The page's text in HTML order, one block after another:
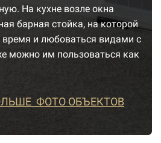
На кухне возле окна
барная стойка, на которой
время и любоваться видами с
можно им пользоваться как
ФОТО ОБЪЕКТОВ